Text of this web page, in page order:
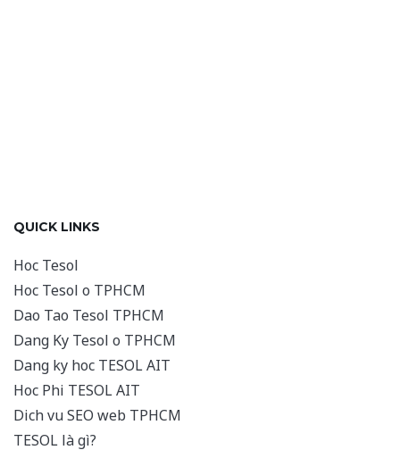
QUICK LINKS
Hoc Tesol
Hoc Tesol o TPHCM
Dao Tao Tesol TPHCM
Dang Ky Tesol o TPHCM
Dang ky hoc TESOL AIT
Hoc Phi TESOL AIT
Dich vu SEO web TPHCM
TESOL là gì?